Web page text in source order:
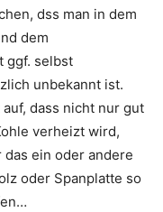
dss man in dem
dem
ggf. selbst
unbekannt ist.
dass nicht nur gut
verheizt wird,
ein oder andere
oder Spanplatte so